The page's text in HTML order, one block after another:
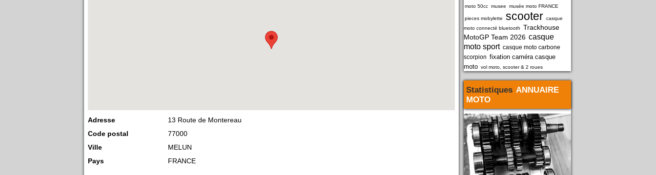
moto 50cc musee musée moto FRANCE
pieces mobylette scooter casque
moto connecté bluetooth
Trackhouse
MotoGP Team 2026 casque
moto sport casque moto carbone
scorpion fixation caméra casque
moto vol moto, scooter & 2 roues
Statistiques ANNUAIRE
MOTO
Adresse
13 Route de Montereau
Code postal
77000
Ville
MELUN
Pays
FRANCE